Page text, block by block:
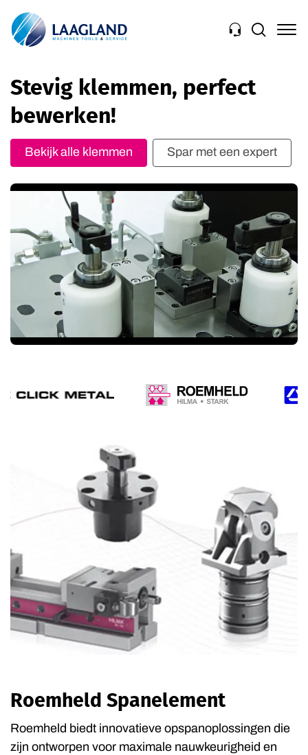
Navigation
Stevig klemmen, perfect
bewerken!
Bekijk alle klemmen Spar met een expert
Roemheld Spanelement
Roemheld biedt innovatieve opspanoplossingen die
zijn ontworpen voor maximale nauwkeurigheid en